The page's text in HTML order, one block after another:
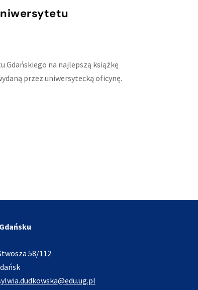
Gdańskiego na najlepszą książkę
przez uniwersytecką oficynę.
58/112